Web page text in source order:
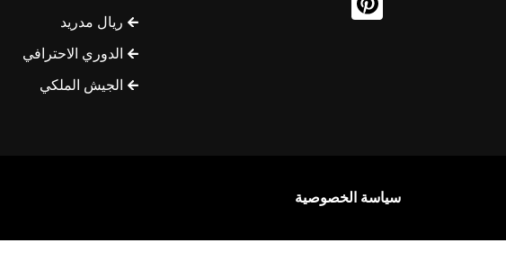
ريال مدريد
الدوري الاحترافي
الجيش الملكي
سياسة الخصوصية